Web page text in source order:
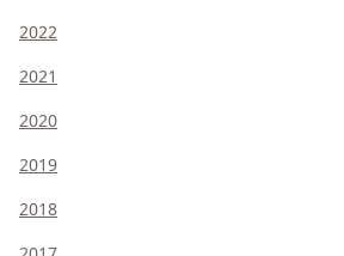
2022
2021
2020
2019
2018